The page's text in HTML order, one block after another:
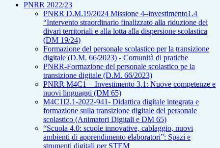
PNRR 2022/23
PNRR D.M.19/2024 Missione 4–investimento1.4
“Intervento straordinario finalizzato alla riduzione dei
divari territoriali e alla lotta alla dispersione scolastica
(DM 19/24)
Formazione del personale scolastico per la transizione
digitale (D.M. 66/2023) - Comunità di pratiche
PNRR-Formazione del personale scolastico pe la
transizione digitale (D.M. 66/2023)
PNRR M4C1 − Investimento 3.1: Nuove competenze e
nuovi linguaggi (DM 65)
M4C1I2.1-2022-941- Didattica digitale integrata e
formazione sulla transizione digitale del personale
scolastico (Animatori Digitali e DM 65)
“Scuola 4.0: scuole innovative, cablaggio, nuovi
ambienti di apprendimento elaboratori”: Spazi e
strumenti digitali per STEM